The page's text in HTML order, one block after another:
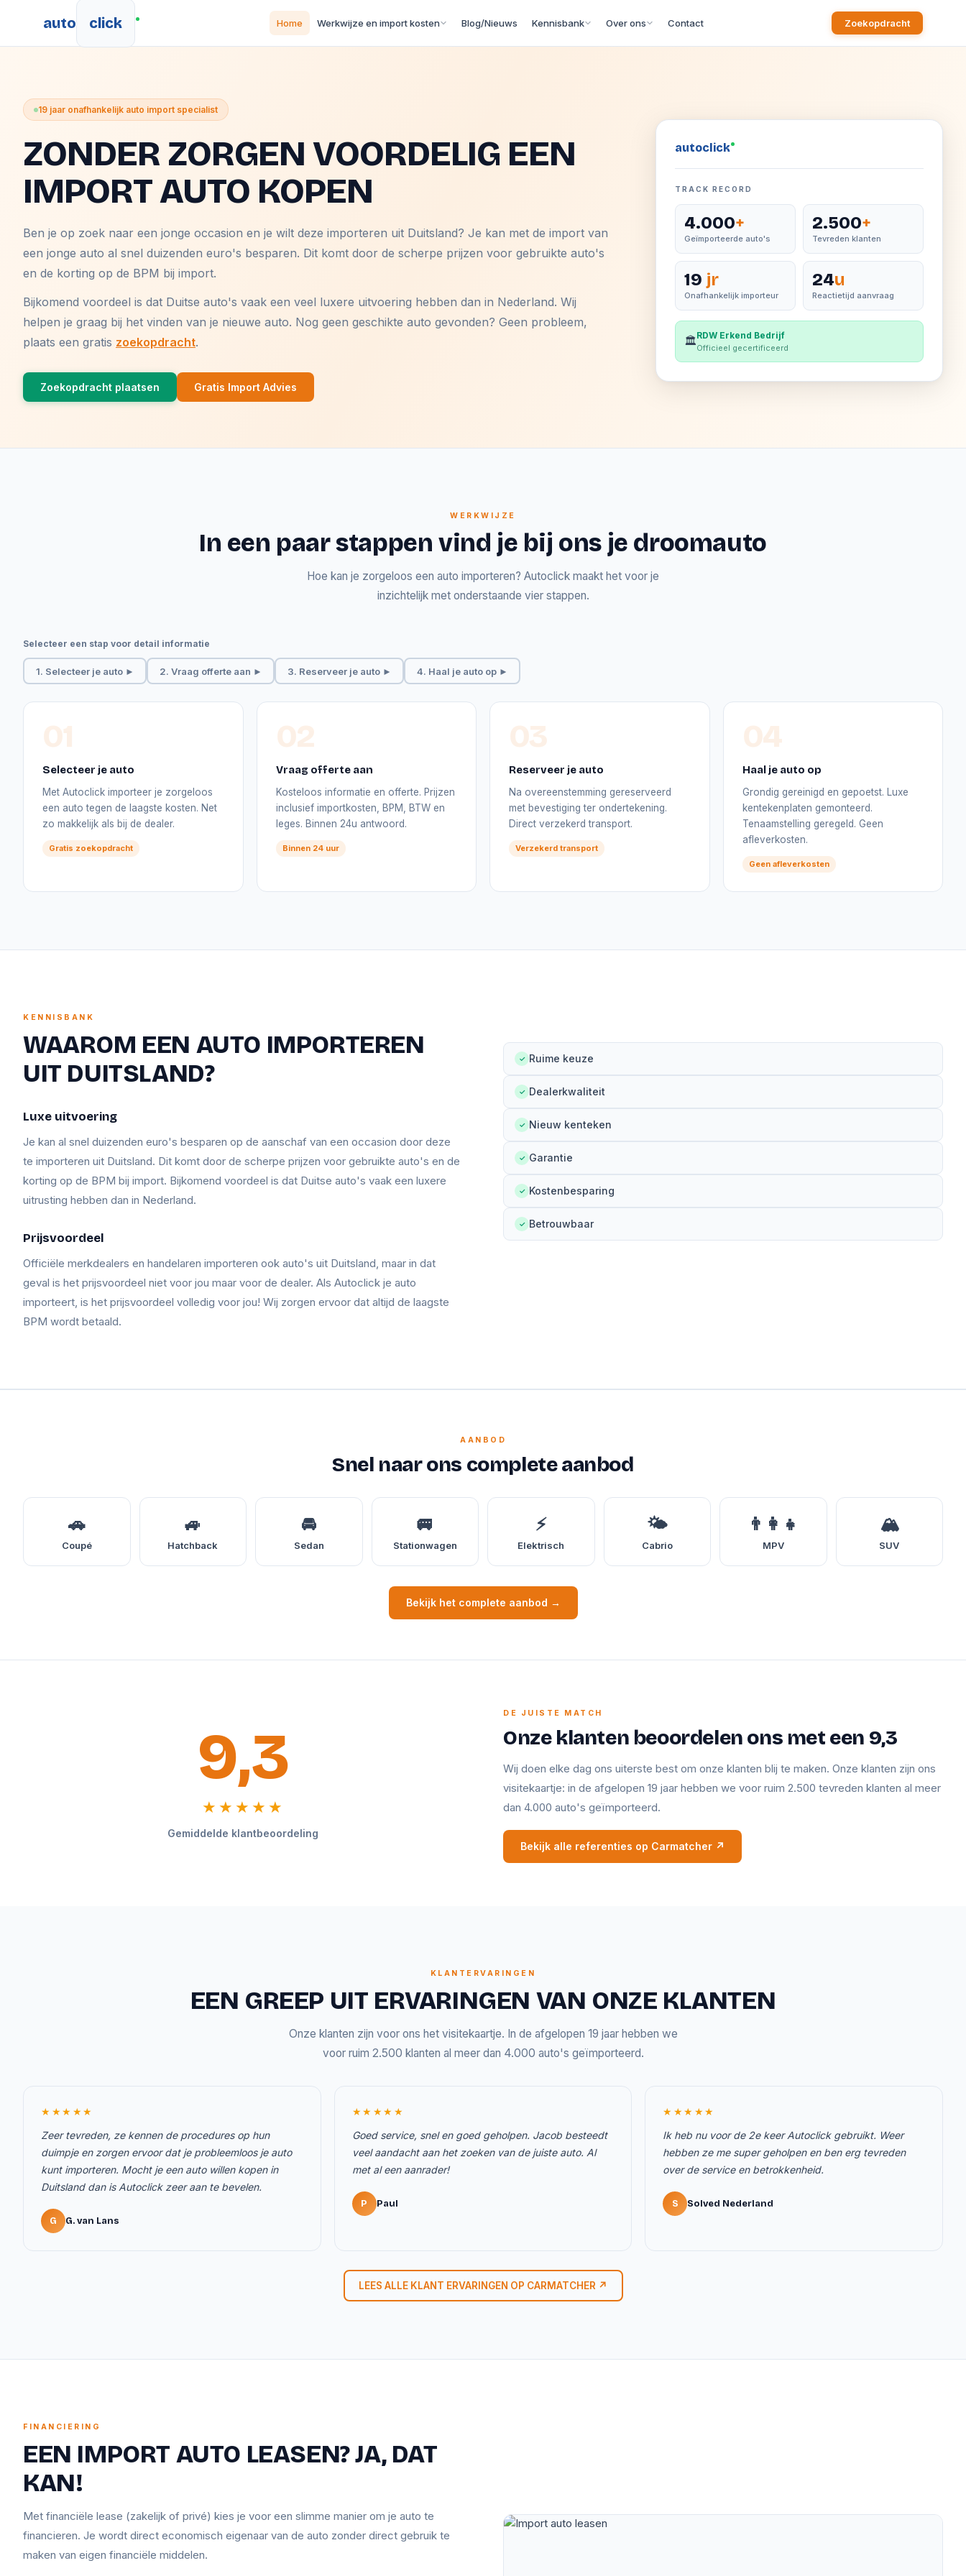
auto click Home Werkwijze en import kosten Blog/Nieuws Kennisbank Over ons Contact Zoekopdracht
19 jaar onafhankelijk auto import specialist
ZONDER ZORGEN VOORDELIG EEN
IMPORT AUTO KOPEN
Ben je op zoek naar een jonge occasion en je wilt deze importeren uit Duitsland? Je kan met de import van
een jonge auto al snel duizenden euro's besparen. Dit komt door de scherpe prijzen voor gebruikte auto's
en de korting op de BPM bij import.
Bijkomend voordeel is dat Duitse auto's vaak een veel luxere uitvoering hebben dan in Nederland. Wij
helpen je graag bij het vinden van je nieuwe auto. Nog geen geschikte auto gevonden? Geen probleem,
plaats een gratis zoekopdracht.
Zoekopdracht plaatsen Gratis Import Advies
autoclick
TRACK RECORD
4.000+
Geïmporteerde auto's
2.500+
Tevreden klanten
19 jr
Onafhankelijk importeur
24u
Reactietijd aanvraag
🏛️RDW Erkend Bedrijf
Officieel gecertificeerd
WERKWIJZE
In een paar stappen vind je bij ons je droomauto
Hoe kan je zorgeloos een auto importeren? Autoclick maakt het voor je
inzichtelijk met onderstaande vier stappen.
Selecteer een stap voor detail informatie
1. Selecteer je auto ► 2. Vraag offerte aan ► 3. Reserveer je auto ► 4. Haal je auto op ►
01
Selecteer je auto
Met Autoclick importeer je zorgeloos
een auto tegen de laagste kosten. Net
zo makkelijk als bij de dealer.
Gratis zoekopdracht
02
Vraag offerte aan
Kosteloos informatie en offerte. Prijzen
inclusief importkosten, BPM, BTW en
leges. Binnen 24u antwoord.
Binnen 24 uur
03
Reserveer je auto
Na overeenstemming gereserveerd
met bevestiging ter ondertekening.
Direct verzekerd transport.
Verzekerd transport
04
Haal je auto op
Grondig gereinigd en gepoetst. Luxe
kentekenplaten gemonteerd.
Tenaamstelling geregeld. Geen
afleverkosten.
Geen afleverkosten
KENNISBANK
WAAROM EEN AUTO IMPORTEREN
UIT DUITSLAND?
Luxe uitvoering
Je kan al snel duizenden euro's besparen op de aanschaf van een occasion door deze
te importeren uit Duitsland. Dit komt door de scherpe prijzen voor gebruikte auto's en de
korting op de BPM bij import. Bijkomend voordeel is dat Duitse auto's vaak een luxere
uitrusting hebben dan in Nederland.
Prijsvoordeel
Officiële merkdealers en handelaren importeren ook auto's uit Duitsland, maar in dat
geval is het prijsvoordeel niet voor jou maar voor de dealer. Als Autoclick je auto
importeert, is het prijsvoordeel volledig voor jou! Wij zorgen ervoor dat altijd de laagste
BPM wordt betaald.
✓ Ruime keuze
✓ Dealerkwaliteit
✓ Nieuw kenteken
✓ Garantie
✓ Kostenbesparing
✓ Betrouwbaar
AANBOD
Snel naar ons complete aanbod
🚗
Coupé
🚙
Hatchback
🚘
Sedan
🚐
Stationwagen
⚡
Elektrisch
🌤️
Cabrio
👨‍👩‍👧
MPV
🏔️
SUV
Bekijk het complete aanbod →
9,3
★★★★★
Gemiddelde klantbeoordeling
DE JUISTE MATCH
Onze klanten beoordelen ons met een 9,3
Wij doen elke dag ons uiterste best om onze klanten blij te maken. Onze klanten zijn ons
visitekaartje: in de afgelopen 19 jaar hebben we voor ruim 2.500 tevreden klanten al meer
dan 4.000 auto's geïmporteerd.
Bekijk alle referenties op Carmatcher ↗
KLANTERVARINGEN
EEN GREEP UIT ERVARINGEN VAN ONZE KLANTEN
Onze klanten zijn voor ons het visitekaartje. In de afgelopen 19 jaar hebben we
voor ruim 2.500 klanten al meer dan 4.000 auto's geïmporteerd.
★★★★★
Zeer tevreden, ze kennen de procedures op hun
duimpje en zorgen ervoor dat je probleemloos je auto
kunt importeren. Mocht je een auto willen kopen in
Duitsland dan is Autoclick zeer aan te bevelen.
G G. van Lans
★★★★★
Goed service, snel en goed geholpen. Jacob besteedt
veel aandacht aan het zoeken van de juiste auto. Al
met al een aanrader!
P Paul
★★★★★
Ik heb nu voor de 2e keer Autoclick gebruikt. Weer
hebben ze me super geholpen en ben erg tevreden
over de service en betrokkenheid.
S Solved Nederland
LEES ALLE KLANT ERVARINGEN OP CARMATCHER ↗
FINANCIERING
EEN IMPORT AUTO LEASEN? JA, DAT
KAN!
Met financiële lease (zakelijk of privé) kies je voor een slimme manier om je auto te
financieren. Je wordt direct economisch eigenaar van de auto zonder direct gebruik te
maken van eigen financiële middelen.